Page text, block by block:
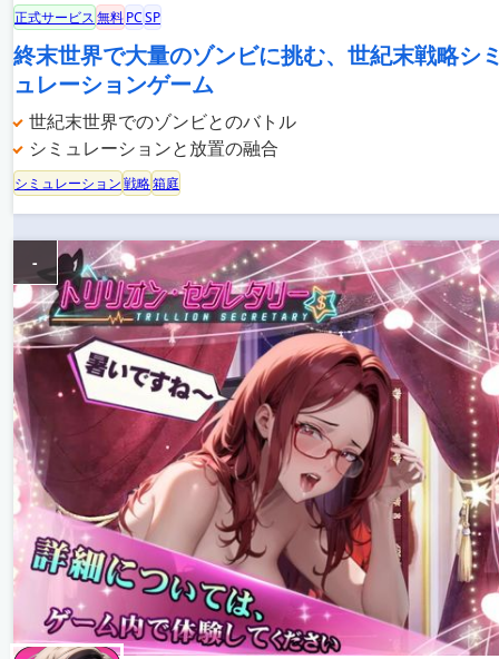
正式サービス無料PCSP
終末世界で大量のゾンビに挑む、世紀末戦略シ
ュレーションゲーム
世紀末世界でのゾンビとのバトル
シミュレーションと放置の融合
シミュレーション戦略箱庭
-